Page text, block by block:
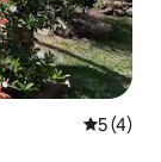
5 (4)